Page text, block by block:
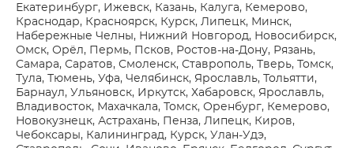
Екатеринбург, Ижевск, Казань, Калуга, Кемерово,
Краснодар, Красноярск, Курск, Липецк, Минск,
Набережные Челны, Нижний Новгород, Новосибирск,
Омск, Орёл, Пермь, Псков, Ростов-на-Дону, Рязань,
Самара, Саратов, Смоленск, Ставрополь, Тверь, Томск,
Тула, Тюмень, Уфа, Челябинск, Ярославль, Тольятти,
Барнаул, Ульяновск, Иркутск, Хабаровск, Ярославль,
Владивосток, Махачкала, Томск, Оренбург, Кемерово,
Новокузнецк, Астрахань, Пенза, Липецк, Киров,
Чебоксары, Калининград, Курск, Улан-Удэ,